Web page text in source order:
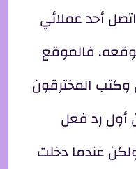
أحد عملائي
فالموقع
وكتب المخترقون
أول رد فعل
عندما دخلت